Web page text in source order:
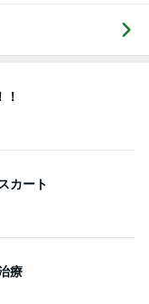
カート
療